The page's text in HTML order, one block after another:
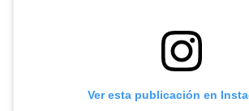
Ver esta publicación en